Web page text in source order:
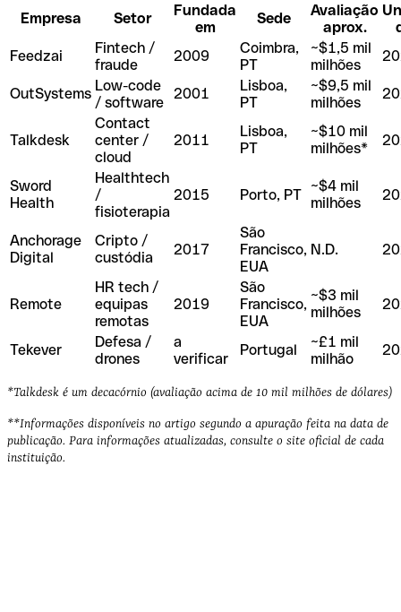
Empresa Setor
Fundada
em
Sede
Avaliação
aprox.
Feedzai
Fintech /
fraude
2009
Coimbra,
PT
~$1,5 mil
milhões
OutSystems Low-code
/ software
2001
Lisboa,
PT
~$9,5 mil
milhões
Talkdesk
Contact
center /
cloud
2011
Lisboa,
PT
~$10 mil
milhões*
Sword
Health
Healthtech
/
fisioterapia
2015 Porto, PT
~$4 mil
milhões
Anchorage
Digital
Cripto /
custódia
2017
São
Francisco,
EUA
N.D.
Remote
HR tech /
equipas
remotas
2019
São
Francisco,
EUA
~$3 mil
milhões
Tekever
Defesa /
drones
a
verificar
Portugal
~£1 mil
milhão
*Talkdesk é um decacórnio (avaliação acima de 10 mil milhões de dólares)
**Informações disponíveis no artigo segundo a apuração feita na data de
publicação. Para informações atualizadas, consulte o site oficial de cada
instituição.